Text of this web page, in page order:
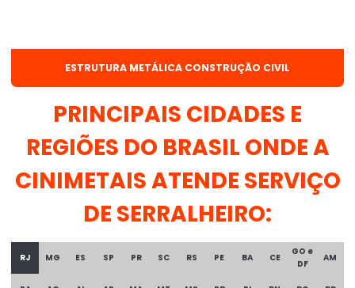
Distribuidora arame mig
Distribuidora de treliça
Distribuidora de tubo quadrado
Distribuidora de tubos de aço
Distribuidora de tubos galvanizados
ESTRUTURA METÁLICA CONSTRUÇÃO CIVIL
PRINCIPAIS CIDADES E
REGIÕES DO BRASIL ONDE A
CINIMETAIS ATENDE SERVIÇO
DE SERRALHEIRO:
RJ MG ES SP PR SC RS PE BA CE
GO e
DF
AM